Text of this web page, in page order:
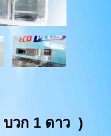
บวก 1 ดาว )